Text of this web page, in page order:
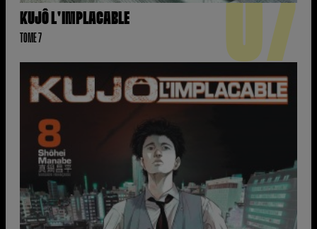
KUJÔ L'IMPLACABLE
TOME 7 07